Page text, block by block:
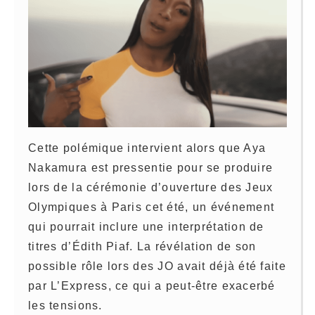
Cette polémique intervient alors que Aya
Nakamura est pressentie pour se produire
lors de la cérémonie d’ouverture des Jeux
Olympiques à Paris cet été, un événement
qui pourrait inclure une interprétation de
titres d’Édith Piaf. La révélation de son
possible rôle lors des JO avait déjà été faite
par L’Express, ce qui a peut-être exacerbé
les tensions.